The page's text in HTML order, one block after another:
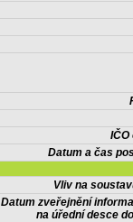
IČO
Datum a čas
Vliv na
Datum zveřejnění
na úřední desce